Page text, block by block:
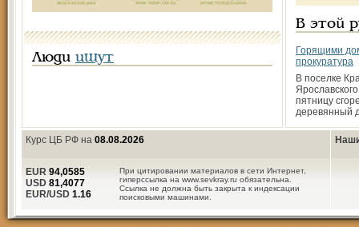
Люди ищут
В этой
Горящими
прокуратура
В поселке
пятницу
деревянный
Курс ЦБ РФ на 08.08.2026
При цитировании материалов в сети Интернет,
гиперссылка на www.sevkray.ru обязательна.
Ссылка не должна быть закрыта к индексации
поисковыми машинами.
EUR 94,0585
USD 81,4077
EUR/USD 1.16